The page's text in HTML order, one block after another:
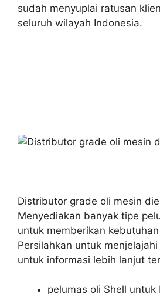
sudah menyuplai ratusan
seluruh wilayah Indonesia.
Distributor grade oli mesin
Menyediakan banyak tipe
untuk memberikan
Persilahkan untuk
untuk informasi lebih lanjut
pelumas oli Shell untuk